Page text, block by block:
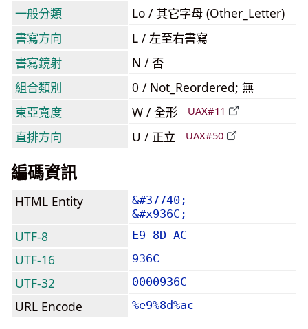
一般分類
Lo / 其它字母 (Other_Letter)
書寫方向
L / 左至右書寫
書寫鏡射
N / 否
組合類別
0 / Not_Reordered; 無
東亞寬度
W / 全形 UAX#11
直排方向 U / 正立 UAX#50
編碼資訊
HTML Entity
&#37740;
&#x936C;
UTF-8 E9 8D AC
UTF-16 936C
UTF-32 0000936C
URL Encode %e9%8d%ac